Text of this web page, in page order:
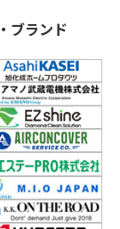
ブランド